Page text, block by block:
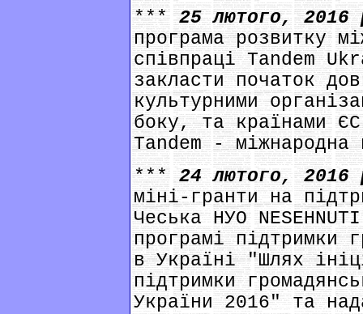
***25 лютого,
програма розвитку
співпраці Tandem
закласти початок
культурними
боку, та країнами
Tandem -
***24 лютого,
міні-гранти на
Чеська НУО
програмі підтримки
в Україні "Шлях
підтримки
України 2016" та